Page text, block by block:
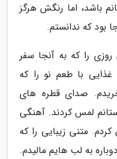
باشد، اما رنگش هرگز
بود که ندانستم.
را که به آنجا سفر
با طعم نو را که
صدای قطره های
لمس کردند. آهنگی
متنی زیبایی را که
به لب هایم مالیدم.